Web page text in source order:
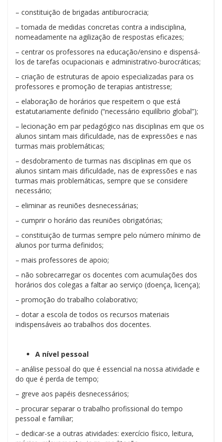
– constituição de brigadas antiburocracia;
– tomada de medidas concretas contra a indisciplina,
nomeadamente na agilização de respostas eficazes;
– centrar os professores na educação/ensino e dispensá-
los de tarefas ocupacionais e administrativo-burocráticas;
– criação de estruturas de apoio especializadas para os
professores e promoção de terapias antistresse;
– elaboração de horários que respeitem o que está
estatutariamente definido (“necessário equilíbrio global”);
– lecionação em par pedagógico nas disciplinas em que os
alunos sintam mais dificuldade, nas de expressões e nas
turmas mais problemáticas;
– desdobramento de turmas nas disciplinas em que os
alunos sintam mais dificuldade, nas de expressões e nas
turmas mais problemáticas, sempre que se considere
necessário;
– eliminar as reuniões desnecessárias;
– cumprir o horário das reuniões obrigatórias;
– constituição de turmas sempre pelo número mínimo de
alunos por turma definidos;
– mais professores de apoio;
– não sobrecarregar os docentes com acumulações dos
horários dos colegas a faltar ao serviço (doença, licença);
– promoção do trabalho colaborativo;
– dotar a escola de todos os recursos materiais
indispensáveis ao trabalhos dos docentes.
A nível pessoal
– análise pessoal do que é essencial na nossa atividade e
do que é perda de tempo;
– greve aos papéis desnecessários;
– procurar separar o trabalho profissional do tempo
pessoal e familiar;
– dedicar-se a outras atividades: exercício físico, leitura,